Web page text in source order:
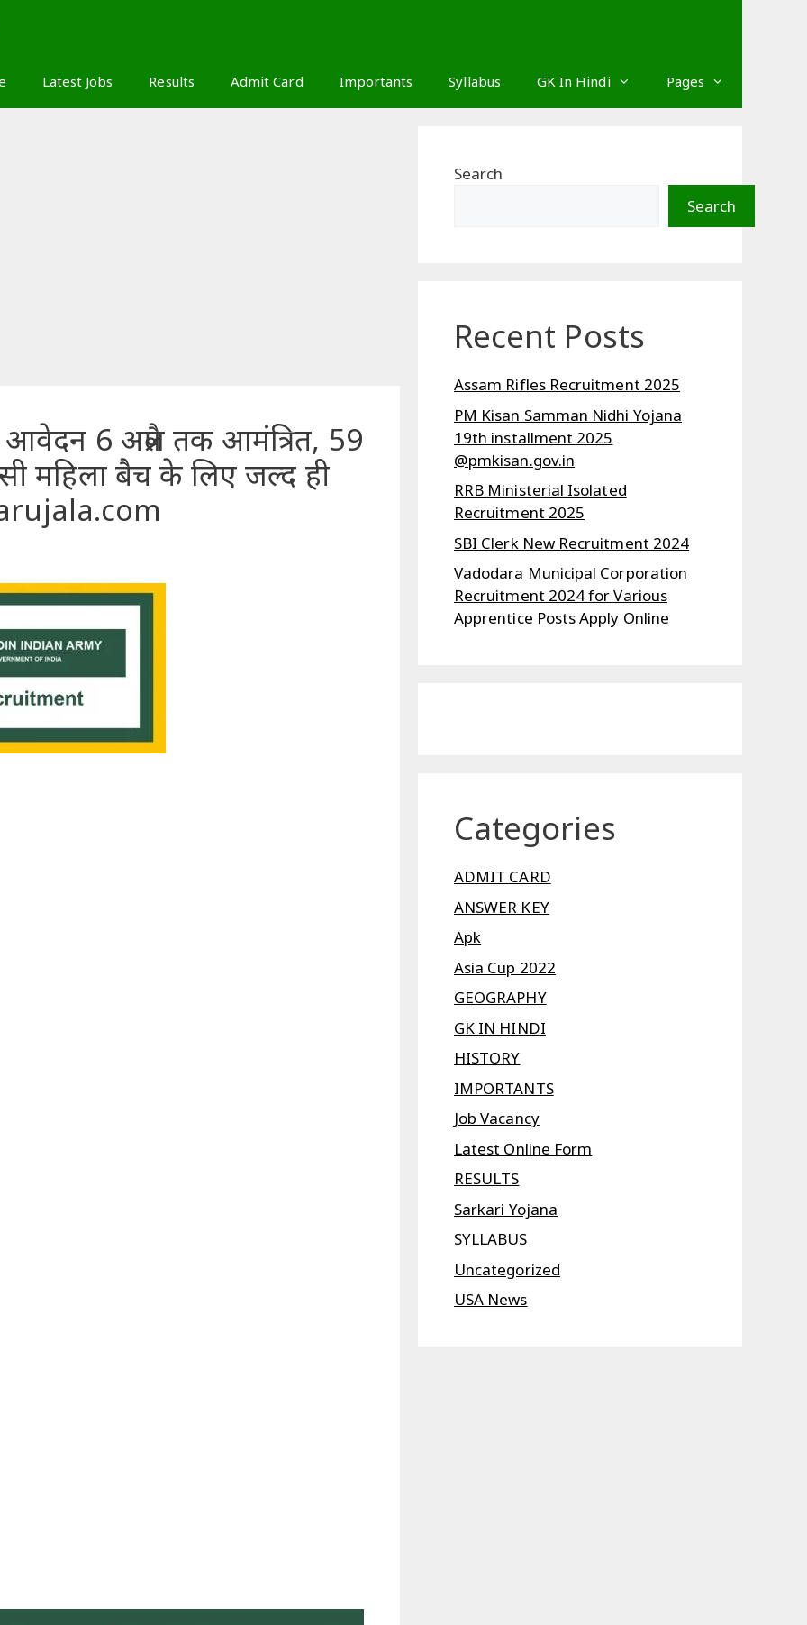
Latest Jobs Results Admit Card Importants Syllabus GK In Hindi Pages
6 अप्रैल तक आमंत्रित, 59
महिला बैच के लिए जल्द ही
Search
Search
Recent Posts
Assam Rifles Recruitment 2025
PM Kisan Samman Nidhi Yojana
19th installment 2025
@pmkisan.gov.in
RRB Ministerial Isolated
Recruitment 2025
SBI Clerk New Recruitment 2024
Vadodara Municipal Corporation
Recruitment 2024 for Various
Apprentice Posts Apply Online
Categories
ADMIT CARD
ANSWER KEY
Apk
Asia Cup 2022
GEOGRAPHY
GK IN HINDI
HISTORY
IMPORTANTS
Job Vacancy
Latest Online Form
RESULTS
Sarkari Yojana
SYLLABUS
Uncategorized
USA News